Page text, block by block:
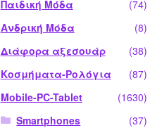
Παιδική Μόδα
(74)
Ανδρική Μόδα
(8)
Διάφορα αξεσουάρ
(38)
Κοσμήματα-Ρολόγια
(87)
Mobile-PC-Tablet
(1630)
Smartphones
(37)